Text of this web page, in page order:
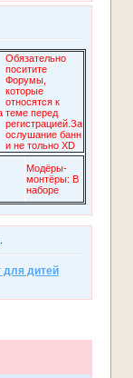
Обязательно
поситите
Форумы,
которые
относятся к
теме перед
регистрацией.За
ослушание банн
и не тольно XD
Модёры-
монтёры: В
наборе
для дитей